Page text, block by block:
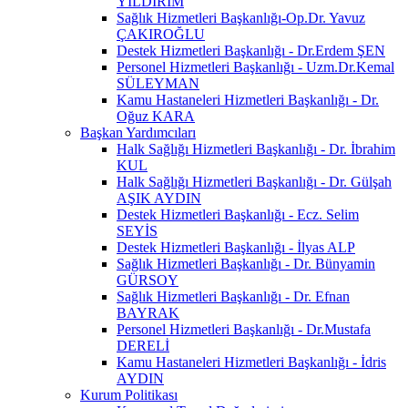
Sağlık Hizmetleri Başkanlığı-Op.Dr. Yavuz
ÇAKIROĞLU
Destek Hizmetleri Başkanlığı - Dr.Erdem ŞEN
Personel Hizmetleri Başkanlığı - Uzm.Dr.Kemal
SÜLEYMAN
Kamu Hastaneleri Hizmetleri Başkanlığı - Dr.
Oğuz KARA
Başkan Yardımcıları
Halk Sağlığı Hizmetleri Başkanlığı - Dr. İbrahim
KUL
Halk Sağlığı Hizmetleri Başkanlığı - Dr. Gülşah
AŞIK AYDIN
Destek Hizmetleri Başkanlığı - Ecz. Selim
SEYİS
Destek Hizmetleri Başkanlığı - İlyas ALP
Sağlık Hizmetleri Başkanlığı - Dr. Bünyamin
GÜRSOY
Sağlık Hizmetleri Başkanlığı - Dr. Efnan
BAYRAK
Personel Hizmetleri Başkanlığı - Dr.Mustafa
DERELİ
Kamu Hastaneleri Hizmetleri Başkanlığı - İdris
AYDIN
Kurum Politikası